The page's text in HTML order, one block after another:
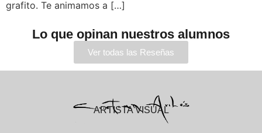
grafito. Te animamos a […]
Lo que opinan nuestros alumnos
Ver todas las Reseñas
ARTISTA VISUAL